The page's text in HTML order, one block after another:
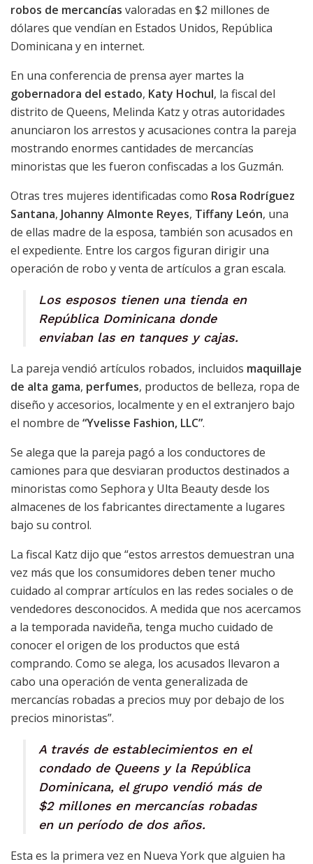
robos de mercancías valoradas en $2 millones de
dólares que vendían en Estados Unidos, República
Dominicana y en internet.
En una conferencia de prensa ayer martes la
gobernadora del estado, Katy Hochul, la fiscal del
distrito de Queens, Melinda Katz y otras autoridades
anunciaron los arrestos y acusaciones contra la pareja
mostrando enormes cantidades de mercancías
minoristas que les fueron confiscadas a los Guzmán.
Otras tres mujeres identificadas como Rosa Rodríguez
Santana, Johanny Almonte Reyes, Tiffany León, una
de ellas madre de la esposa, también son acusados en
el expediente. Entre los cargos figuran dirigir una
operación de robo y venta de artículos a gran escala.
Los esposos tienen una tienda en
República Dominicana donde
enviaban las en tanques y cajas.
La pareja vendió artículos robados, incluidos maquillaje
de alta gama, perfumes, productos de belleza, ropa de
diseño y accesorios, localmente y en el extranjero bajo
el nombre de “Yvelisse Fashion, LLC”.
Se alega que la pareja pagó a los conductores de
camiones para que desviaran productos destinados a
minoristas como Sephora y Ulta Beauty desde los
almacenes de los fabricantes directamente a lugares
bajo su control.
La fiscal Katz dijo que “estos arrestos demuestran una
vez más que los consumidores deben tener mucho
cuidado al comprar artículos en las redes sociales o de
vendedores desconocidos. A medida que nos acercamos
a la temporada navideña, tenga mucho cuidado de
conocer el origen de los productos que está
comprando. Como se alega, los acusados llevaron a
cabo una operación de venta generalizada de
mercancías robadas a precios muy por debajo de los
precios minoristas”.
A través de establecimientos en el
condado de Queens y la República
Dominicana, el grupo vendió más de
$2 millones en mercancías robadas
en un período de dos años.
Esta es la primera vez en Nueva York que alguien ha